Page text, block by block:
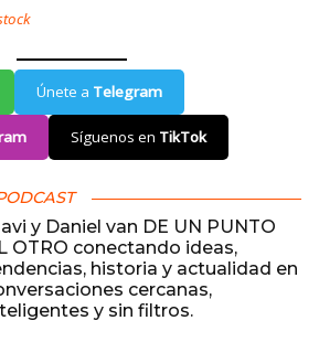
Únete a Telegram
Síguenos en TikTok
y Daniel van DE UN PUNTO
OTRO conectando ideas,
historia y actualidad en
cercanas,
y sin filtros.